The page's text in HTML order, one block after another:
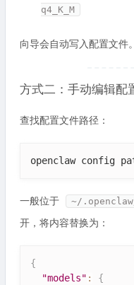
q4_K_M
向导会自动写入配置文件。
方式二：手动编辑配
查找配置文件路径：
openclaw config
一般位于 ~/
开，将内容替换为：
{
"models" :
{